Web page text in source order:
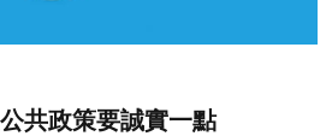
共政策要誠實一點